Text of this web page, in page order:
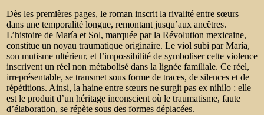
Dès les premières pages, le roman inscrit la rivalité entre sœurs
dans une temporalité longue, remontant jusqu’aux ancêtres.
L’histoire de María et Sol, marquée par la Révolution mexicaine,
constitue un noyau traumatique originaire. Le viol subi par María,
son mutisme ultérieur, et l’impossibilité de symboliser cette violence
inscrivent un réel non métabolisé dans la lignée familiale. Ce réel,
irreprésentable, se transmet sous forme de traces, de silences et de
répétitions. Ainsi, la haine entre sœurs ne surgit pas ex nihilo : elle
est le produit d’un héritage inconscient où le traumatisme, faute
d’élaboration, se répète sous des formes déplacées.